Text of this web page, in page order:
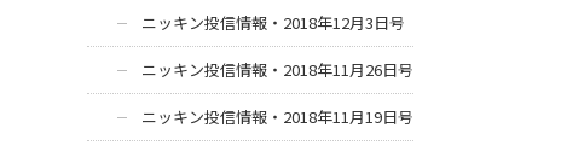
ニッキン投信情報・2018年12月3日号
ニッキン投信情報・2018年11月26日号
ニッキン投信情報・2018年11月19日号